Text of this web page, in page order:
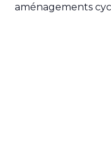
aménagements